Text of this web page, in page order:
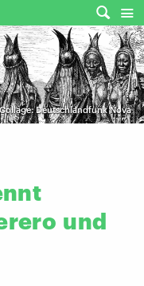
Deutschlandfunk Nova
und